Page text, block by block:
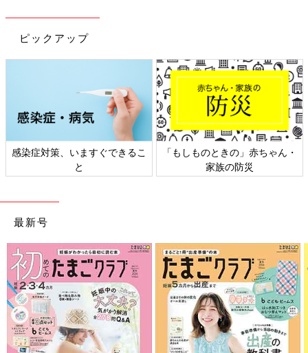
ピックアップ
感染症対策、いますぐできるこ
と
「もしものときの」赤ちゃん・
家族の防災
最新号